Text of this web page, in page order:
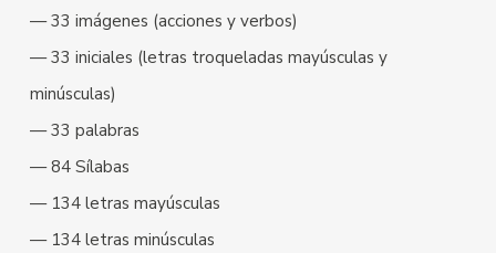
— 33 imágenes (acciones y verbos)
— 33 iniciales (letras troqueladas mayúsculas y
minúsculas)
— 33 palabras
— 84 Sílabas
— 134 letras mayúsculas
— 134 letras minúsculas